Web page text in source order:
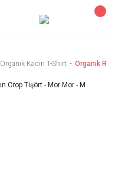
Organik Kadın T-Shirt Organik